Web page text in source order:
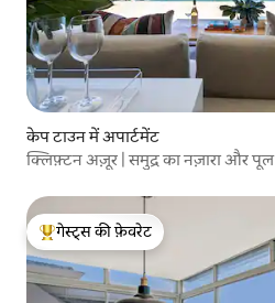
केप टाउन में अपार्टमेंट
क्लिफ़्टन अज़ूर | समुद्र का नज़ारा और पूल
गेस्ट्स का टॉप फ़ेवरेट
गेस्ट्स की फ़ेवरेट